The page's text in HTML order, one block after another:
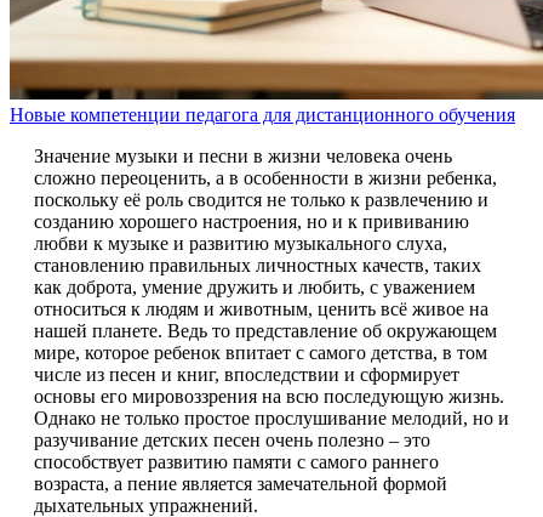
Новые компетенции педагога для дистанционного обучения
Значение музыки и песни в жизни человека очень
сложно переоценить, а в особенности в жизни ребенка,
поскольку её роль сводится не только к развлечению и
созданию хорошего настроения, но и к прививанию
любви к музыке и развитию музыкального слуха,
становлению правильных личностных качеств, таких
как доброта, умение дружить и любить, с уважением
относиться к людям и животным, ценить всё живое на
нашей планете. Ведь то представление об окружающем
мире, которое ребенок впитает с самого детства, в том
числе из песен и книг, впоследствии и сформирует
основы его мировоззрения на всю последующую жизнь.
Однако не только простое прослушивание мелодий, но и
разучивание детских песен очень полезно – это
способствует развитию памяти с самого раннего
возраста, а пение является замечательной формой
дыхательных упражнений.